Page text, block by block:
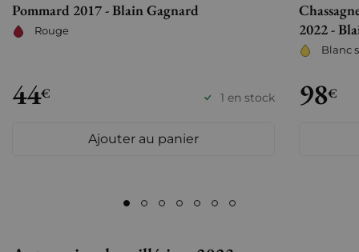
Pommard 2017 - Blain Gagnard
Rouge
44€ 1 en stock
Ajouter au panier
2022 -
Blanc
98€